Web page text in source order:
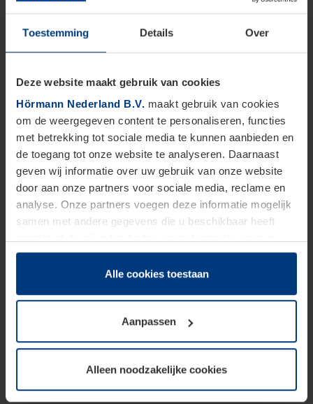
Toestemming Details Over
Deze website maakt gebruik van cookies
Hörmann Nederland B.V. maakt gebruik van cookies
om de weergegeven content te personaliseren, functies
met betrekking tot sociale media te kunnen aanbieden en
de toegang tot onze website te analyseren. Daarnaast
geven wij informatie over uw gebruik van onze website
door aan onze partners voor sociale media, reclame en
analyse. Onze partners voegen deze informatie mogelijk
samen met andere gegevens die u beschikbaar heeft
dienstverlening hebben verzameld.
Juridisch zijn wij gerechtigd om cookies op uw computer
onze pagina's absoluut noodzakelijk is. Voor alle andere
soorten cookies is uw toestemming vereist. Uw
toestemming kunt u op elk moment bij de uitleg van de
wijzigen of herroepen.
Alle cookies toestaan
Aanpassen
Alleen noodzakelijke cookies